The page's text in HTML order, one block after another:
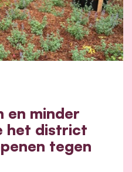
en minder
het district
tegen